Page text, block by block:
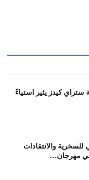
ستراي كيدز يثير استياءً
والانتقادات
في مهرجان…